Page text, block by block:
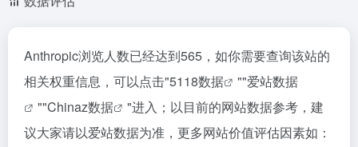
Anthropic浏览人数已经达到565，如你需要查询该站的
相关权重信息，可以点击"5118数据 ""爱站数据
""Chinaz数据
"进入；以目前的网站数据参考，建
议大家请以爱站数据为准，更多网站价值评估因素如：